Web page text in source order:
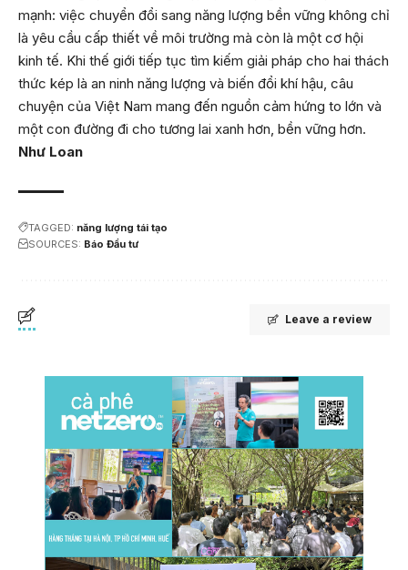
mạnh: việc chuyển đổi sang năng lượng bền vững không chỉ
là yêu cầu cấp thiết về môi trường mà còn là một cơ hội
kinh tế. Khi thế giới tiếp tục tìm kiếm giải pháp cho hai thách
thức kép là an ninh năng lượng và biến đổi khí hậu, câu
chuyện của Việt Nam mang đến nguồn cảm hứng to lớn và
một con đường đi cho tương lai xanh hơn, bền vững hơn.
Như Loan
TAGGED: năng lượng tái tạo
SOURCES: Báo Đầu tư
Leave a review